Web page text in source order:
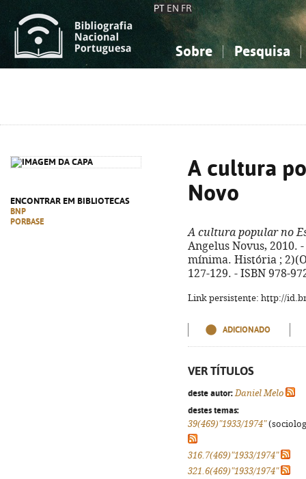
PT EN FR
Sobre Pesquisa
ENCONTRAR EM BIBLIOTECAS
BNP
PORBASE
A cultura
Novo
A cultura popular no
Angelus Novus, 2010.
mínima. História ;
127-129. - ISBN 978-
Link persistente: http://
ADICIONADO
VER TÍTULOS
deste autor: Daniel Melo
destes temas:
39(469)"1933/1974"
316.7(469)"1933/1974"
321.6(469)"1933/1974"